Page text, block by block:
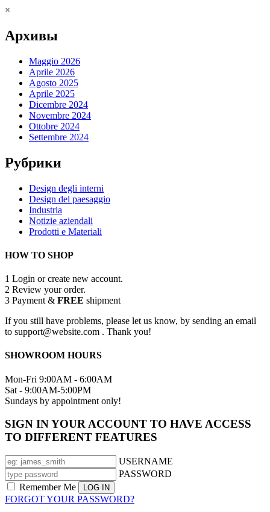
×
Архивы
Maggio 2026
Aprile 2026
Agosto 2025
Aprile 2025
Dicembre 2024
Novembre 2024
Ottobre 2024
Settembre 2024
Рубрики
Design degli interni
Design del paesaggio
Industria
Notizie aziendali
Prodotti e Materiali
HOW TO SHOP
1 Login or create new account.
2 Review your order.
3 Payment & FREE shipment
If you still have problems, please let us know, by sending an email
to support@website.com . Thank you!
SHOWROOM HOURS
Mon-Fri 9:00AM - 6:00AM
Sat - 9:00AM-5:00PM
Sundays by appointment only!
SIGN IN YOUR ACCOUNT TO HAVE ACCESS
TO DIFFERENT FEATURES
USERNAME
PASSWORD
Remember Me
FORGOT YOUR PASSWORD?